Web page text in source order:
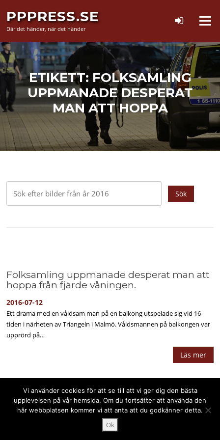
innehåll
PPPRESS.SE
Där det händer, när det händer
Meny
ETIKETT: FOLKSAMLING
UPPMANADE DESPERAT
MAN ATT HOPPA
Sök
Folksamling uppmanade desperat man att
hoppa från fjärde våningen.
2016-07-12
Ett drama med en våldsam man på en balkong utspelade sig vid 16-
tiden i närheten av Triangeln i Malmö. Våldsmannen på balkongen var
upprörd på…
Läs mer
Upphovsrätt © 2025 PPPress.se. Alla rättigheter förbehålls.
Vi använder cookies för att se till att vi ger dig den bästa
upplevelsen på vår hemsida. Om du fortsätter att använda den
här webbplatsen kommer vi att anta att du godkänner detta.
Ok